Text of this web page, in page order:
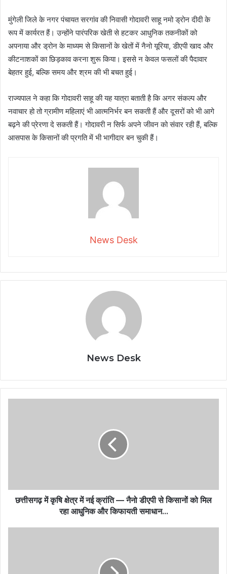
मुंगेली जिले के नगर पंचायत सरगांव की निवासी गोदावरी साहू नमो ड्रोन दीदी के
रूप में कार्यरत हैं। उन्होंने पारंपरिक खेती से हटकर आधुनिक तकनीकों को
अपनाया और ड्रोन के माध्यम से किसानों के खेतों में नैनो यूरिया, डीएपी खाद और
कीटनाशकों का छिड़काव करना शुरू किया। इससे न केवल फसलों की पैदावार
बेहतर हुई, बल्कि समय और श्रम की भी बचत हुई।
राज्यपाल ने कहा कि गोदावरी साहू की यह यात्रा बताती है कि अगर संकल्प और
नवाचार हो तो ग्रामीण महिलाएं भी आत्मनिर्भर बन सकती हैं और दूसरों को भी आगे
बढ़ने की प्रेरणा दे सकती हैं। गोदावरी न सिर्फ अपने जीवन को संवार रही हैं, बल्कि
आसपास के किसानों की प्रगति में भी भागीदार बन चुकी हैं।
News Desk
News Desk
छत्तीसगढ़ में कृषि क्षेत्र में नई क्रांति — नैनो डीएपी से किसानों को मिल
रहा आधुनिक और किफायती समाधान…